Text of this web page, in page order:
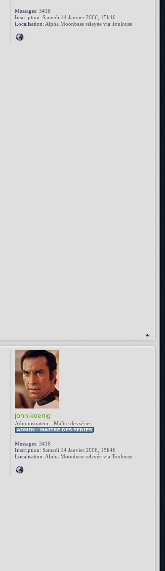
Messages: 3418
Inscription: Samedi 14 Janvier 2006, 15h46
Localisation: Alpha Moonbase relayée via Toulouse
john.koenig
Administrateur - Maître des séries
Messages: 3418
Inscription: Samedi 14 Janvier 2006, 15h46
Localisation: Alpha Moonbase relayée via Toulouse